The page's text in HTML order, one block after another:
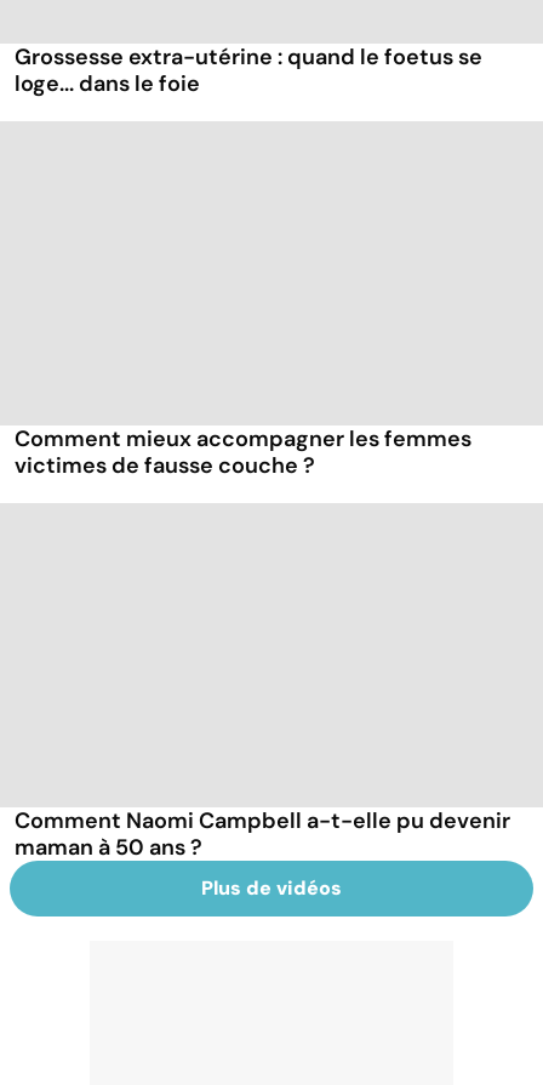
Grossesse extra-utérine : quand le foetus se
loge... dans le foie
Comment mieux accompagner les femmes
victimes de fausse couche ?
Comment Naomi Campbell a-t-elle pu devenir
maman à 50 ans ?
Plus de vidéos